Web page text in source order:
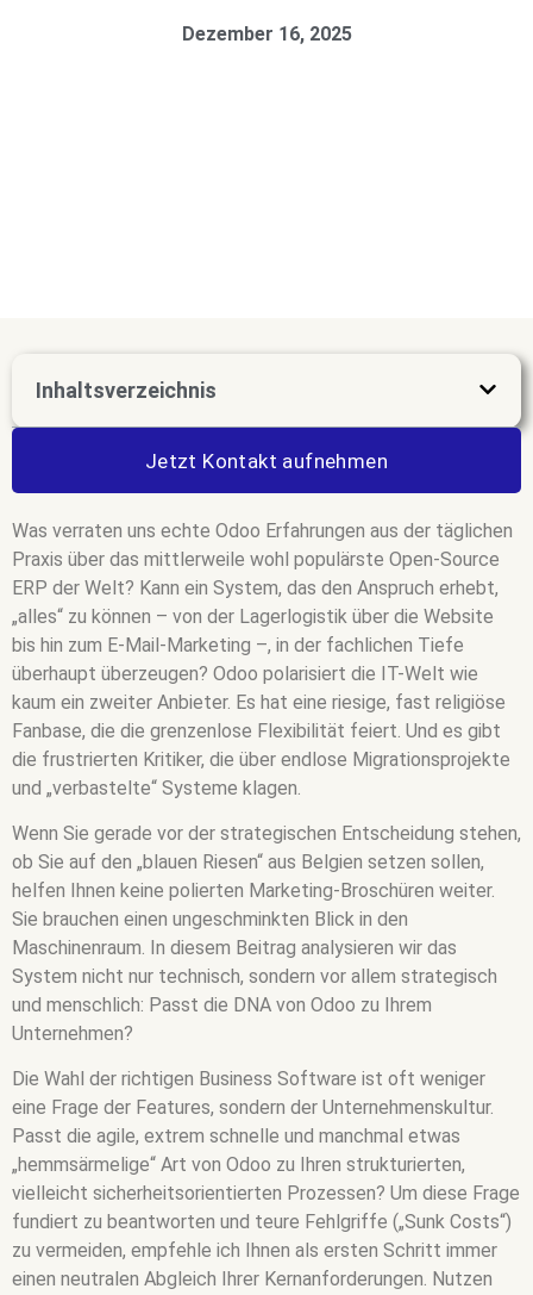
Dezember 16, 2025
Inhaltsverzeichnis
Jetzt Kontakt aufnehmen
Was verraten uns echte Odoo Erfahrungen aus der täglichen
Praxis über das mittlerweile wohl populärste Open-Source
ERP der Welt? Kann ein System, das den Anspruch erhebt,
„alles“ zu können – von der Lagerlogistik über die Website
bis hin zum E-Mail-Marketing –, in der fachlichen Tiefe
überhaupt überzeugen? Odoo polarisiert die IT-Welt wie
kaum ein zweiter Anbieter. Es hat eine riesige, fast religiöse
Fanbase, die die grenzenlose Flexibilität feiert. Und es gibt
die frustrierten Kritiker, die über endlose Migrationsprojekte
und „verbastelte“ Systeme klagen.
Wenn Sie gerade vor der strategischen Entscheidung stehen,
ob Sie auf den „blauen Riesen“ aus Belgien setzen sollen,
helfen Ihnen keine polierten Marketing-Broschüren weiter.
Sie brauchen einen ungeschminkten Blick in den
Maschinenraum. In diesem Beitrag analysieren wir das
System nicht nur technisch, sondern vor allem strategisch
und menschlich: Passt die DNA von Odoo zu Ihrem
Unternehmen?
Die Wahl der richtigen Business Software ist oft weniger
eine Frage der Features, sondern der Unternehmenskultur.
Passt die agile, extrem schnelle und manchmal etwas
„hemmsärmelige“ Art von Odoo zu Ihren strukturierten,
vielleicht sicherheitsorientierten Prozessen? Um diese Frage
fundiert zu beantworten und teure Fehlgriffe („Sunk Costs“)
zu vermeiden, empfehle ich Ihnen als ersten Schritt immer
einen neutralen Abgleich Ihrer Kernanforderungen. Nutzen